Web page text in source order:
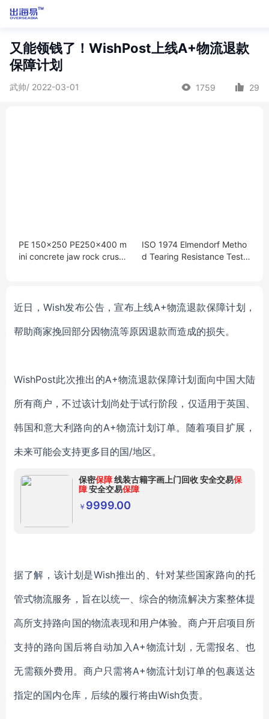
又能领钱了！WishPost上线A+物流退款
保障计划
武帅/ 2022-03-01 1759 29
PE 150x250 PE250x400 m
ini concrete jaw rock crush
ISO 1974 Elmendorf Metho
d Tearing Resistance Teste
近日，Wish发布公告，宣布上线A+物流退款保障计划，
帮助商家挽回部分因物流等原因退款而造成的损失。
WishPost此次推出的A+物流退款保障计划面向中国大陆
所有商户，不过该计划尚处于试行阶段，仅适用于英国、
韩国和意大利路向的A+物流计划订单。随着项目扩展，
未来可能会支持更多目的国/地区。
保密保障线装古籍字画上门回收 安全交易保
障安全交易保障
￥ 9999.00
据了解，该计划是Wish推出的、针对某些国家路向的托
管式物流服务，旨在以统一、综合的物流解决方案整体提
高所支持路向国的物流表现和用户体验。商户开启项目所
支持的路向国后将自动加入A+物流计划，无需报名、也
无需额外费用。商户只需将A+物流计划订单的包裹送达
指定的国内仓库，后续的履行将由Wish负责。